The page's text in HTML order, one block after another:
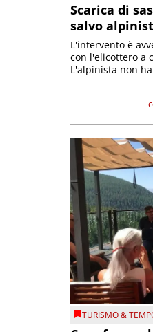
Scarica di
salvo
L'intervento è
con l'elicottero a
L'alpinista non
TURISMO &